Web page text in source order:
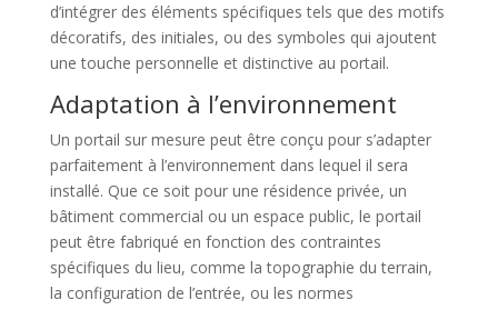
d’intégrer des éléments spécifiques tels que des motifs
décoratifs, des initiales, ou des symboles qui ajoutent
une touche personnelle et distinctive au portail.
Adaptation à l’environnement
Un portail sur mesure peut être conçu pour s’adapter
parfaitement à l’environnement dans lequel il sera
installé. Que ce soit pour une résidence privée, un
bâtiment commercial ou un espace public, le portail
peut être fabriqué en fonction des contraintes
spécifiques du lieu, comme la topographie du terrain,
la configuration de l’entrée, ou les normes